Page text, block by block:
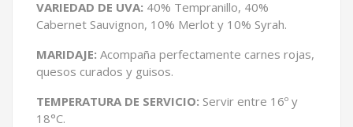
VARIEDAD DE UVA: 40% Tempranillo, 40%
Cabernet Sauvignon, 10% Merlot y 10% Syrah.
MARIDAJE: Acompaña perfectamente carnes rojas,
quesos curados y guisos.
TEMPERATURA DE SERVICIO: Servir entre 16º y
18°C.